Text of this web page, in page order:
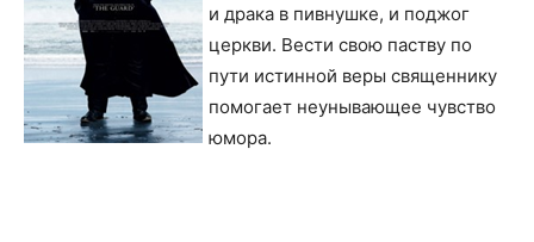
и драка в пивнушке, и поджог
церкви. Вести свою паству по
пути истинной веры священнику
помогает неунывающее чувство
юмора.